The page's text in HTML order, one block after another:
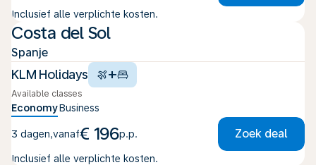
Inclusief alle verplichte kosten.
Costa del Sol
Spanje
KLM Holidays +
Available classes
EconomyBusiness
3 dagen,vanaf€ 196p.p. Zoek deal
Inclusief alle verplichte kosten.